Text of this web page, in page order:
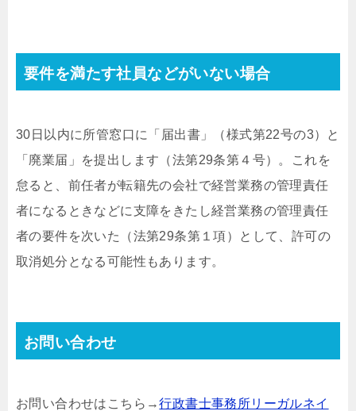
要件を満たす社員などがいない場合
30日以内に所管窓口に「届出書」（様式第22号の3）と
「廃業届」を提出します（法第29条第４号）。これを
怠ると、前任者が転籍先の会社で経営業務の管理責任
者になるときなどに支障をきたし経営業務の管理責任
者の要件を次いた（法第29条第１項）として、許可の
取消処分となる可能性もあります。
お問い合わせ
お問い合わせはこちら→行政書士事務所リーガルネイ